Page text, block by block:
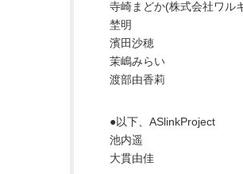
寺崎まどか(株式会社ワル
埜明
濱田沙穂
茉嶋みらい
渡部由香莉
●以下、ASlinkProject
池内遥
大貫由佳